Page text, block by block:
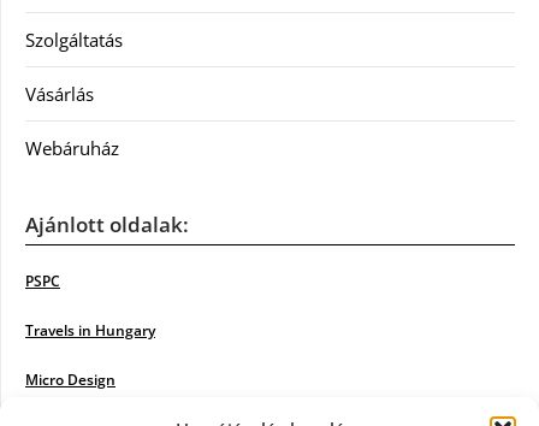
Szolgáltatás
Vásárlás
Webáruház
Ajánlott oldalak:
PSPC
Travels in Hungary
Micro Design